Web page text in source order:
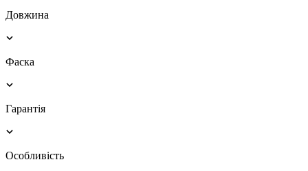
Довжина
Фаска
Гарантія
Особливість